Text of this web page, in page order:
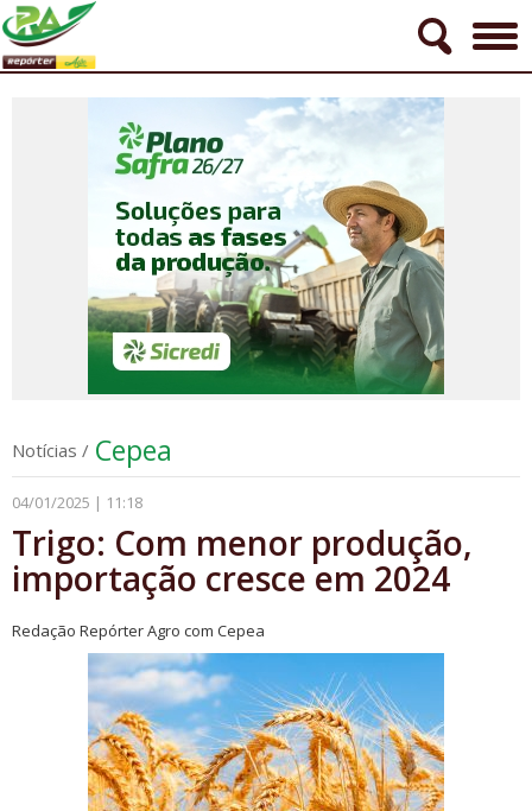
Notícias / Cepea
04/01/2025 | 11:18
Trigo: Com menor produção,
importação cresce em 2024
Redação Repórter Agro com Cepea